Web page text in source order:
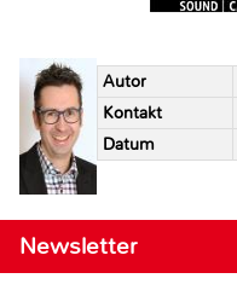
Autor
Kontakt
Datum
Newsletter